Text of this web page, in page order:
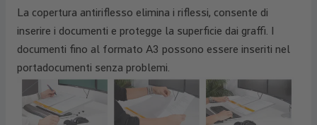
La copertura antiriflesso elimina i riflessi, consente di
inserire i documenti e protegge la superficie dai graffi. I
documenti fino al formato A3 possono essere inseriti nel
portadocumenti senza problemi.